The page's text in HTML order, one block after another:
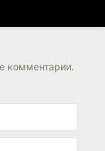
комментарии.